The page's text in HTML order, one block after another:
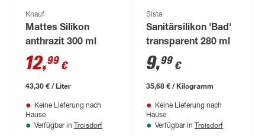
Knauf
Mattes Silikon
anthrazit 300 ml
12,99 €
43,30 € / Liter
Keine Lieferung nach
Hause
Verfügbar in Troisdorf
Sista
Sanitärsilikon 'Bad'
transparent 280 ml
9,99 €
35,68 € / Kilogramm
Keine Lieferung nach
Hause
Verfügbar in Troisdorf